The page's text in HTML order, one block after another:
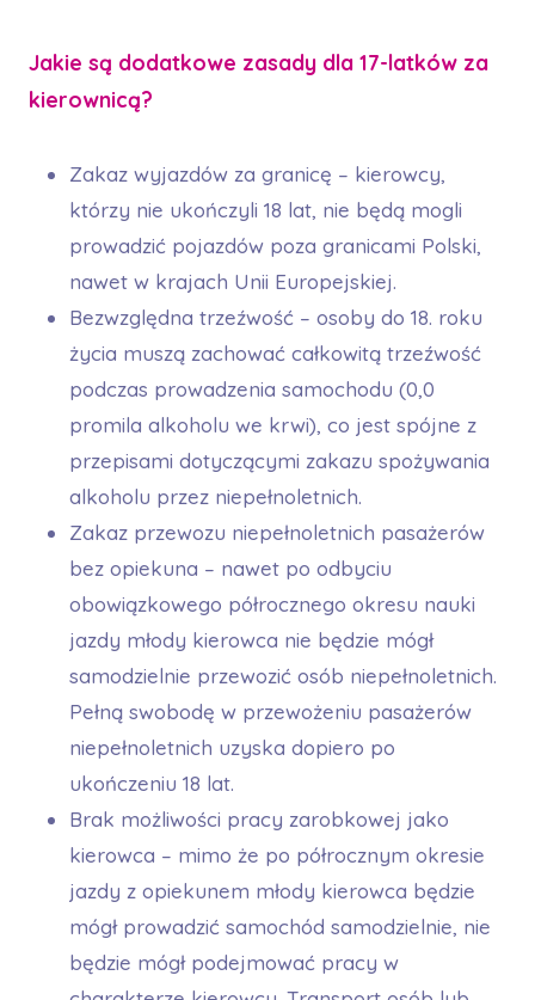
Jakie są dodatkowe zasady dla 17-latków za
kierownicą?
Zakaz wyjazdów za granicę – kierowcy,
którzy nie ukończyli 18 lat, nie będą mogli
prowadzić pojazdów poza granicami Polski,
nawet w krajach Unii Europejskiej.
Bezwzględna trzeźwość – osoby do 18. roku
życia muszą zachować całkowitą trzeźwość
podczas prowadzenia samochodu (0,0
promila alkoholu we krwi), co jest spójne z
przepisami dotyczącymi zakazu spożywania
alkoholu przez niepełnoletnich.
Zakaz przewozu niepełnoletnich pasażerów
bez opiekuna – nawet po odbyciu
obowiązkowego półrocznego okresu nauki
jazdy młody kierowca nie będzie mógł
samodzielnie przewozić osób niepełnoletnich.
Pełną swobodę w przewożeniu pasażerów
niepełnoletnich uzyska dopiero po
ukończeniu 18 lat.
Brak możliwości pracy zarobkowej jako
kierowca – mimo że po półrocznym okresie
jazdy z opiekunem młody kierowca będzie
mógł prowadzić samochód samodzielnie, nie
będzie mógł podejmować pracy w